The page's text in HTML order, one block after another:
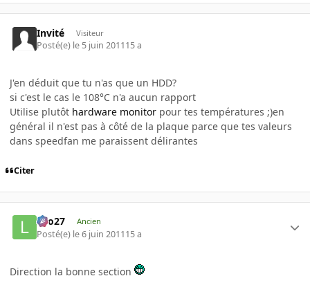
Invité Visiteur
Posté(e) le 5 juin 201115 a
J'en déduit que tu n'as que un HDD?
si c'est le cas le 108°C n'a aucun rapport
Utilise plutôt hardware monitor pour tes températures ;)en
général il n'est pas à côté de la plaque parce que tes valeurs
dans speedfan me paraissent délirantes
Citer
Lilo27 Ancien
Posté(e) le 6 juin 201115 a
Direction la bonne section